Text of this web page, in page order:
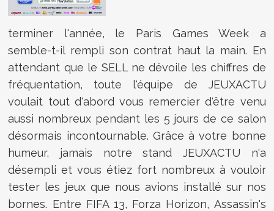
terminer l'année, le Paris Games Week a
semble-t-il rempli son contrat haut la main. En
attendant que le SELL ne dévoile les chiffres de
fréquentation, toute l'équipe de JEUXACTU
voulait tout d'abord vous remercier d'être venu
aussi nombreux pendant les 5 jours de ce salon
désormais incontournable. Grâce à votre bonne
humeur, jamais notre stand JEUXACTU n'a
désempli et vous étiez fort nombreux à vouloir
tester les jeux que nous avions installé sur nos
bornes. Entre FIFA 13, Forza Horizon, Assassin's